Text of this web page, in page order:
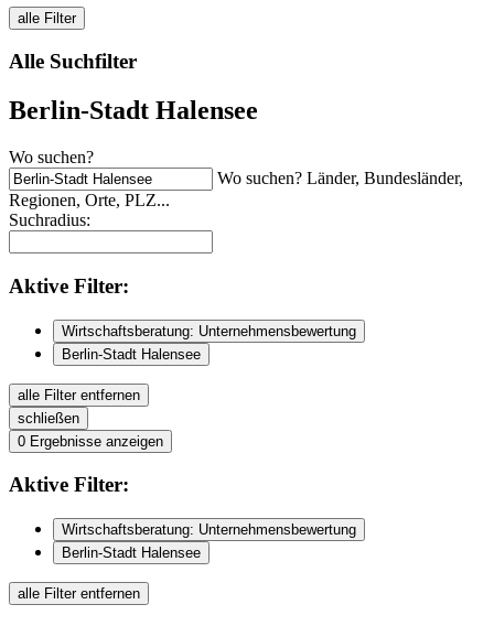
alle Filter
Alle Suchfilter
Berlin-Stadt Halensee
Wo suchen?
Wo suchen? Länder, Bundesländer,
Regionen, Orte, PLZ...
Suchradius:
Aktive Filter:
Wirtschaftsberatung: Unternehmensbewertung
Berlin-Stadt Halensee
alle Filter entfernen
schließen
0 Ergebnisse anzeigen
Aktive Filter:
Wirtschaftsberatung: Unternehmensbewertung
Berlin-Stadt Halensee
alle Filter entfernen